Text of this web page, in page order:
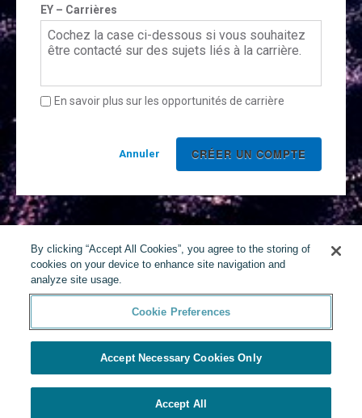
privacy/privacy-policy-yello
EY – Carrières
Cochez la case ci-dessous si vous souhaitez
être contacté sur des sujets liés à la carrière.
En savoir plus sur les opportunités de carrière
Annuler
By clicking “Accept All Cookies”, you agree to the storing of
cookies on your device to enhance site navigation and
analyze site usage.
Cookie Preferences
Accept Necessary Cookies Only
Accept All